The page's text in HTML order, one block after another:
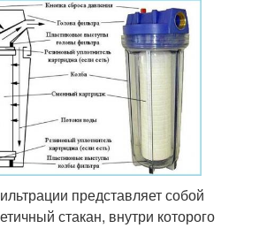
представляет собой
стакан, внутри которого